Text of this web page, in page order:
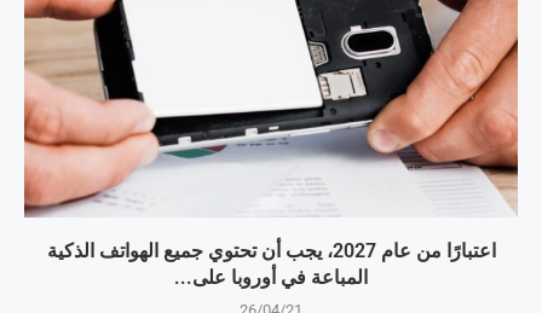
اعتبارًا من عام 2027، يجب أن تحتوي جميع الهواتف الذكية
المباعة في أوروبا على...